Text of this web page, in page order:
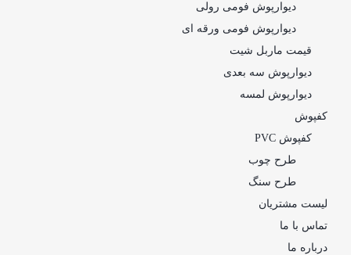
دیوارپوش فومی رولی
دیوارپوش فومی ورقه ای
قیمت ماربل شیت
دیوارپوش سه بعدی
دیوارپوش لمسه
کفپوش
کفپوش PVC
طرح چوب
طرح سنگ
لیست مشتریان
تماس با ما
درباره ما